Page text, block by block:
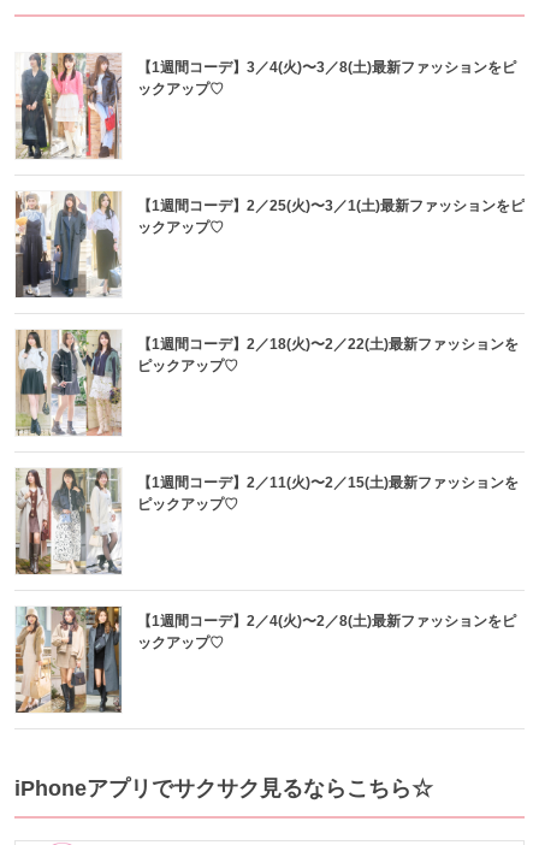
【1週間コーデ】3／4(火)〜3／8(土)最新ファッションをピ
ックアップ♡
【1週間コーデ】2／25(火)〜3／1(土)最新ファッションをピ
ックアップ♡
【1週間コーデ】2／18(火)〜2／22(土)最新ファッションを
ピックアップ♡
【1週間コーデ】2／11(火)〜2／15(土)最新ファッションを
ピックアップ♡
【1週間コーデ】2／4(火)〜2／8(土)最新ファッションをピ
ックアップ♡
iPhoneアプリでサクサク見るならこちら☆